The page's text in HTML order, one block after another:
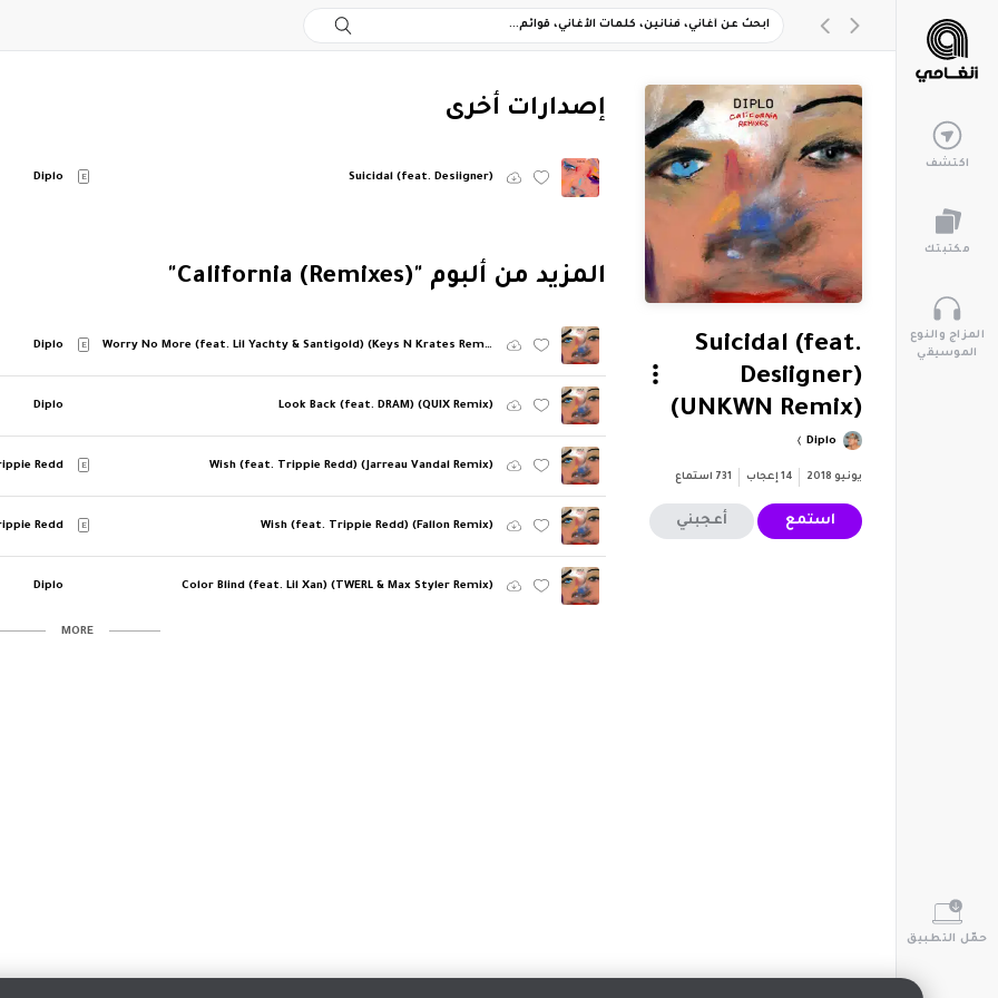
اكتشف
مكتبتك
المزاج والنوع
الموسيقي
حمّل التطبيق
Suicidal (feat.
Desiigner)
(UNKWN Remix)
Diplo
يونيو 2018 14 إعجاب 731 استماع
استمع أعجبني
‏إصدارات أخرى
Suicidal (feat. Desiigner)
E
Diplo
‏المزيد من ألبوم "California (Remixes)"
Worry No More (feat. Lil Yachty & Santigold) (Keys N Krates Remix)
E
Diplo
Look Back (feat. DRAM) (QUIX Remix)
Diplo
Wish (feat. Trippie Redd) (Jarreau Vandal Remix)
E
Redd
Wish (feat. Trippie Redd) (Fallon Remix)
E
Redd
Color Blind (feat. Lil Xan) (TWERL & Max Styler Remix)
Diplo
MORE